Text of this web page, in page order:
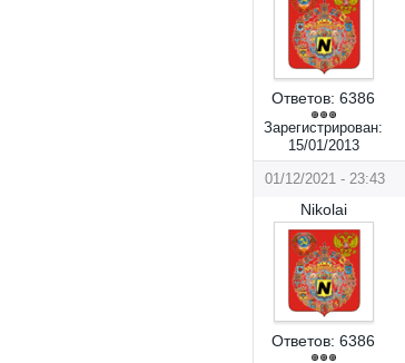
Ответов: 6386
Зарегистрирован:
15/01/2013
01/12/2021 - 23:43
Nikolai
Ответов: 6386